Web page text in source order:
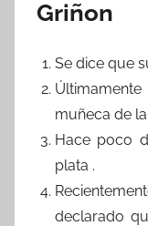
Griñon
Se dice que
muñeca de
Hace poco
plata .
declarado